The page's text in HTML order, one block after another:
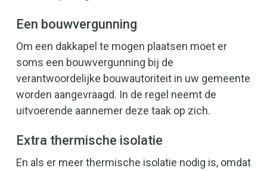
Een bouwvergunning
Om een ​​dakkapel te mogen plaatsen moet er
soms een bouwvergunning bij de
verantwoordelijke bouwautoriteit in uw gemeente
worden aangevraagd. In de regel neemt de
uitvoerende aannemer deze taak op zich.
Extra thermische isolatie
En als er meer thermische isolatie nodig is, omdat